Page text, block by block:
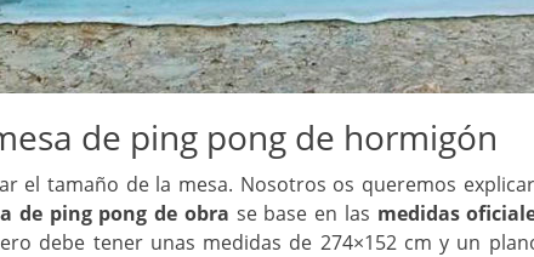
de ping pong de hormigón
el tamaño de la mesa. Nosotros os queremos
de ping pong de obra se base en las medidas
debe tener unas medidas de 274×152 cm y un